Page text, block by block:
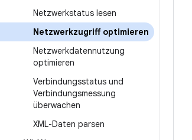
Netzwerkstatus lesen
Netzwerkzugriff optimieren
Netzwerkdatennutzung
optimieren
Verbindungsstatus und
Verbindungsmessung
überwachen
XML-Daten parsen